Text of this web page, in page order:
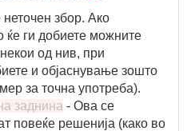
збор. Ако
ќе ги добиете можните
од нив, при
и објаснување зошто
за точна употреба).
заднина - Ова се
повеќе решенија (како во